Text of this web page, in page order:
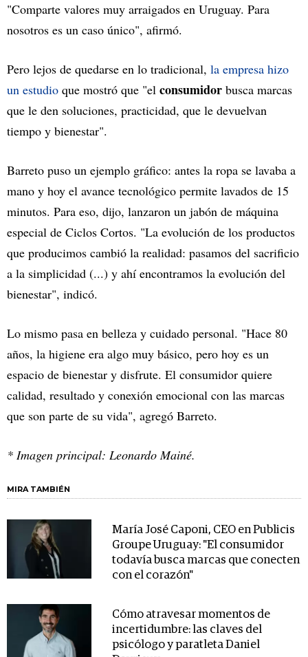
"Comparte valores muy arraigados en Uruguay. Para
nosotros es un caso único", afirmó.
Pero lejos de quedarse en lo tradicional, la empresa hizo
un estudio que mostró que "el consumidor busca marcas
que le den soluciones, practicidad, que le devuelvan
tiempo y bienestar".
Barreto puso un ejemplo gráfico: antes la ropa se lavaba a
mano y hoy el avance tecnológico permite lavados de 15
minutos. Para eso, dijo, lanzaron un jabón de máquina
especial de Ciclos Cortos. "La evolución de los productos
que producimos cambió la realidad: pasamos del sacrificio
a la simplicidad (...) y ahí encontramos la evolución del
bienestar", indicó.
Lo mismo pasa en belleza y cuidado personal. "Hace 80
años, la higiene era algo muy básico, pero hoy es un
espacio de bienestar y disfrute. El consumidor quiere
calidad, resultado y conexión emocional con las marcas
que son parte de su vida", agregó Barreto.
* Imagen principal: Leonardo Mainé.
MIRA TAMBIÉN
María José Caponi, CEO en Publicis
Groupe Uruguay: "El consumidor
todavía busca marcas que conecten
con el corazón"
Cómo atravesar momentos de
incertidumbre: las claves del
psicólogo y paratleta Daniel